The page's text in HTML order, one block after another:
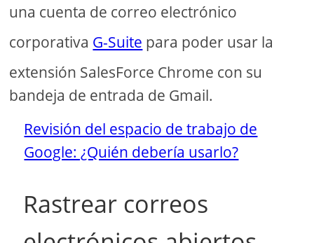
una cuenta de correo electrónico
corporativa G-Suite para poder usar la
extensión SalesForce Chrome con su
bandeja de entrada de Gmail.
Revisión del espacio de trabajo de
Google: ¿Quién debería usarlo?
Rastrear correos